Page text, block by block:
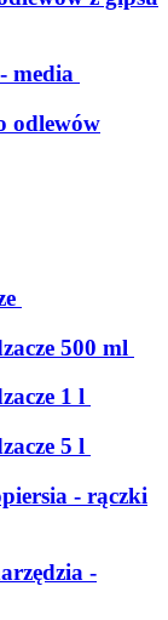
media
odlewów
500 ml
1 l
5 l
- rączki
-